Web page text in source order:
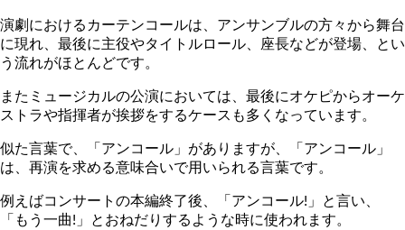
演劇におけるカーテンコールは、アンサンブルの方々から舞台
に現れ、最後に主役やタイトルロール、座長などが登場、とい
う流れがほとんどです。
またミュージカルの公演においては、最後にオケピからオーケ
ストラや指揮者が挨拶をするケースも多くなっています。
似た言葉で、「アンコール」がありますが、「アンコール」
は、再演を求める意味合いで用いられる言葉です。
例えばコンサートの本編終了後、「アンコール!」と言い、
「もう一曲!」とおねだりするような時に使われます。